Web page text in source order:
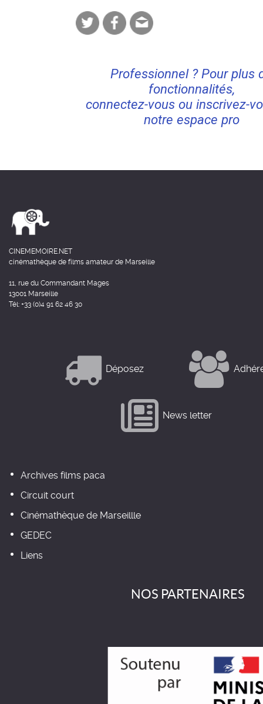
Professionnel ? Pour plus
fonctionnalités,
connectez-vous ou inscrivez-
notre espace pro
CINEMEMOIRE.NET
cinémathèque de films amateur de Marseille
11, rue du Commandant Mages
13001 Marseille
Tél: +33 (0)4 91 62 46 30
Déposez
News letter
Archives films paca
Circuit court
Cinémathèque de Marseillle
GEDEC
Liens
NOS PARTENAIRES